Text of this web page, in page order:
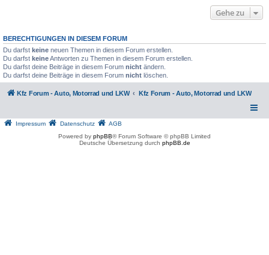
Gehe zu
BERECHTIGUNGEN IN DIESEM FORUM
Du darfst keine neuen Themen in diesem Forum erstellen.
Du darfst keineAntworten zu Themen in diesem Forum erstellen.
Du darfst deine Beiträge in diesem Forum nicht ändern.
Du darfst deine Beiträge in diesem Forum nicht löschen.
Kfz Forum - Auto, Motorrad und LKW Kfz Forum - Auto, Motorrad und LKW
Impressum Datenschutz
AGB
Powered by phpBB® Forum Software © phpBB Limited
Deutsche Übersetzung durch phpBB.de